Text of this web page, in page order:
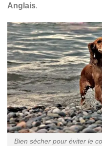
Anglais.
Bien sécher pour éviter le